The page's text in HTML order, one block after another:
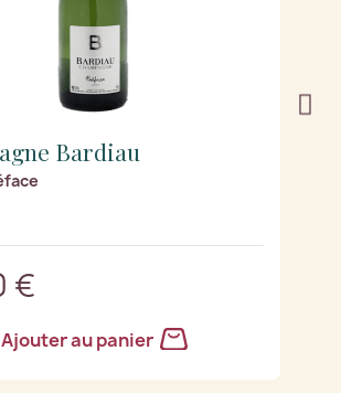
Bardiau
€
Ajouter au panier